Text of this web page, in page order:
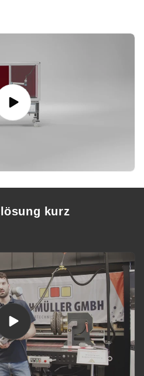
kurz